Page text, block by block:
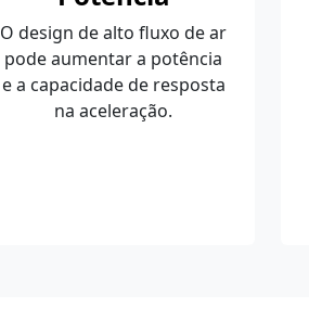
O design de alto fluxo de ar
pode aumentar a potência
e a capacidade de resposta
na aceleração.